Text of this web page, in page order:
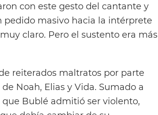
con este gesto del cantante y
masivo hacia la intérprete
claro. Pero el sustento era más
reiterados maltratos por parte
Noah, Elias y Vida. Sumado a
Bublé admitió ser violento,